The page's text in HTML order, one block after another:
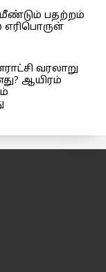
மீண்டும் பதற்றம்
வரலாறு
ஆயிரம்